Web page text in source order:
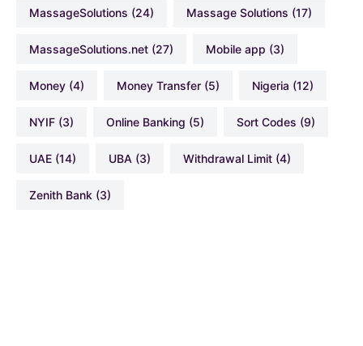
MassageSolutions (24) Massage Solutions (17)
MassageSolutions.net (27) Mobile app (3)
Money (4) Money Transfer (5) Nigeria (12)
NYIF (3) Online Banking (5) Sort Codes (9)
UAE (14) UBA (3) Withdrawal Limit (4)
Zenith Bank (3)